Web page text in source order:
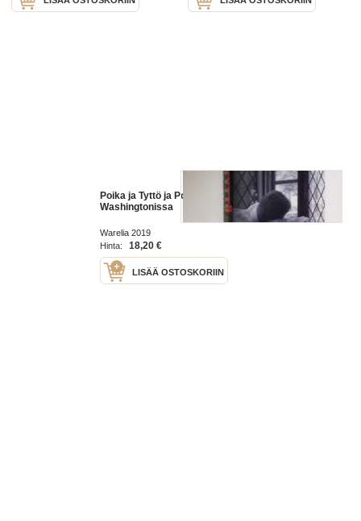
Poika ja Tyttö ja Poika
Washingtonissa
Warelia 2019
Hinta:
18,20 €
LISÄÄ OSTOSKORIIN